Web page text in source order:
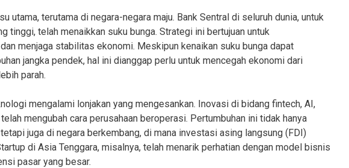
utama, terutama di negara-negara maju. Bank Sentral di seluruh dunia, untuk
tinggi, telah menaikkan suku bunga. Strategi ini bertujuan untuk
menjaga stabilitas ekonomi. Meskipun kenaikan suku bunga dapat
jangka pendek, hal ini dianggap perlu untuk mencegah ekonomi dari
parah.
mengalami lonjakan yang mengesankan. Inovasi di bidang fintech, AI,
mengubah cara perusahaan beroperasi. Pertumbuhan ini tidak hanya
juga di negara berkembang, di mana investasi asing langsung (FDI)
di Asia Tenggara, misalnya, telah menarik perhatian dengan model bisnis
pasar yang besar.